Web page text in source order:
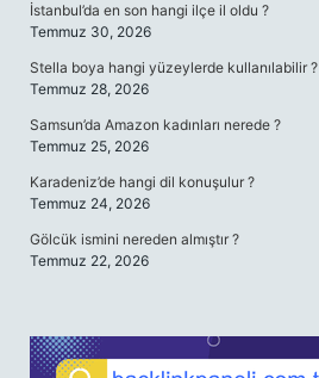
İstanbul’da en son hangi ilçe il oldu ?
Temmuz 30, 2026
Stella boya hangi yüzeylerde kullanılabilir ?
Temmuz 28, 2026
Samsun’da Amazon kadınları nerede ?
Temmuz 25, 2026
Karadeniz’de hangi dil konuşulur ?
Temmuz 24, 2026
Gölcük ismini nereden almıştır ?
Temmuz 22, 2026